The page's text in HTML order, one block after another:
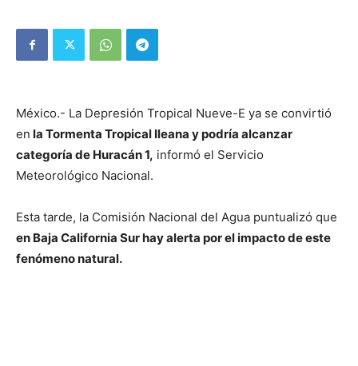
México.- La Depresión Tropical Nueve-E ya se convirtió
en la Tormenta Tropical Ileana y podría alcanzar
categoría de Huracán 1, informó el Servicio
Meteorológico Nacional.
Esta tarde, la Comisión Nacional del Agua puntualizó que
en Baja California Sur hay alerta por el impacto de este
fenómeno natural.